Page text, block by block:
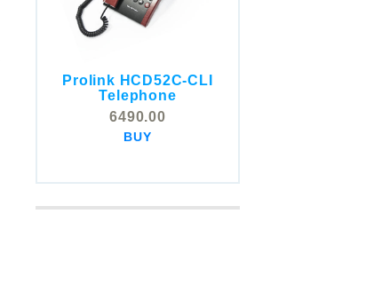
Prolink HCD52C-CLI
Telephone
6490.00
BUY